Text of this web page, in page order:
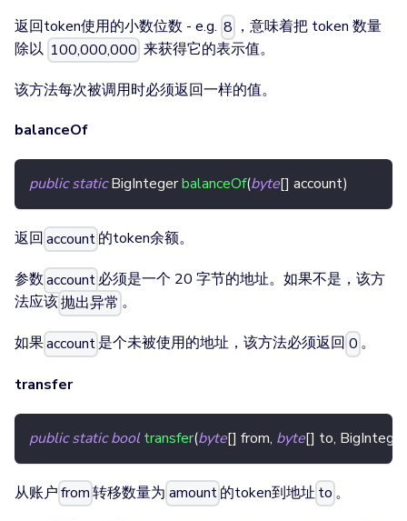
返回token使用的小数位数 - e.g. 8 ，意味着把 token 数量
除以 100,000,000 来获得它的表示值。
该方法每次被调用时必须返回一样的值。
balanceOf
public static BigIntegerbalanceOf(byte[] account)
返回account的token余额。
参数account必须是一个 20 字节的地址。如果不是，该方
法应该抛出异常 。
如果account是个未被使用的地址，该方法必须返回 0 。
transfer
public static bool transfer(byte[] from, byte[] to, BigInteger
从账户from转移数量为 amount 的token到地址to 。